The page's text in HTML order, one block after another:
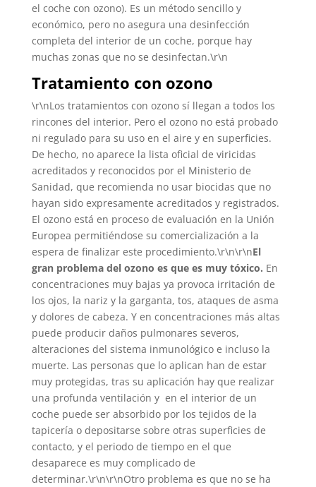
el coche con ozono). Es un método sencillo y
económico, pero no asegura una desinfección
completa del interior de un coche, porque hay
muchas zonas que no se desinfectan.\r\n
Tratamiento con ozono
\r\nLos tratamientos con ozono sí llegan a todos los
rincones del interior. Pero el ozono no está probado
ni regulado para su uso en el aire y en superficies.
De hecho, no aparece la lista oficial de viricidas
acreditados y reconocidos por el Ministerio de
Sanidad, que recomienda no usar biocidas que no
hayan sido expresamente acreditados y registrados.
El ozono está en proceso de evaluación en la Unión
Europea permitiéndose su comercialización a la
espera de finalizar este procedimiento.\r\n\r\nEl
gran problema del ozono es que es muy tóxico. En
concentraciones muy bajas ya provoca irritación de
los ojos, la nariz y la garganta, tos, ataques de asma
y dolores de cabeza. Y en concentraciones más altas
puede producir daños pulmonares severos,
alteraciones del sistema inmunológico e incluso la
muerte. Las personas que lo aplican han de estar
muy protegidas, tras su aplicación hay que realizar
una profunda ventilación y en el interior de un
coche puede ser absorbido por los tejidos de la
tapicería o depositarse sobre otras superficies de
contacto, y el periodo de tiempo en el que
desaparece es muy complicado de
determinar.\r\n\r\nOtro problema es que no se ha